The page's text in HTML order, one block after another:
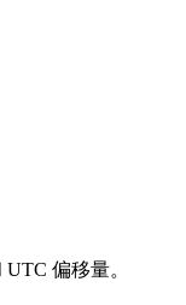
偏移量。